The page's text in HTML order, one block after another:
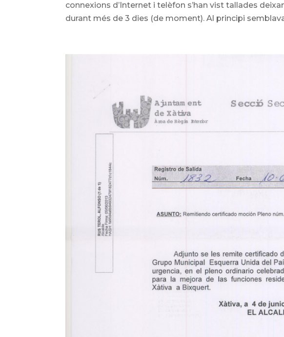
connexions d’Internet i telèfon s’han vist tallades
durant més de 3 dies (de moment). Al principi